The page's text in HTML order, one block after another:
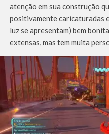
atenção em sua construção
positivamente caricaturadas
luz se apresentam) bem
extensas, mas tem muita